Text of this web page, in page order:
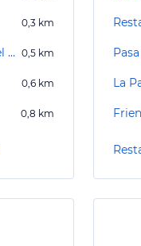
0,3 km
Massagestudio Koradayi im Club Hotel Mira 0,5 km
0,6 km
0,8 km
La